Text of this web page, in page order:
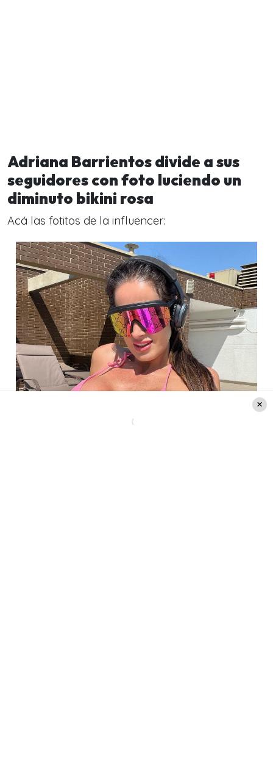
Adriana Barrientos divide a sus
seguidores con foto luciendo un
diminuto bikini rosa
Acá las fotitos de la influencer: